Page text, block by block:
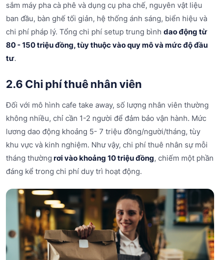
sắm máy pha cà phê và dụng cụ pha chế, nguyên vật liệu
ban đầu, bàn ghế tối giản, hệ thống ánh sáng, biển hiệu và
chi phí pháp lý. Tổng chi phí setup trung bình dao động từ
80 - 150 triệu đồng, tùy thuộc vào quy mô và mức độ đầu
tư.
2.6 Chi phí thuê nhân viên
Đối với mô hình cafe take away, số lượng nhân viên thường
không nhiều, chỉ cần 1-2 người để đảm bảo vận hành. Mức
lương dao động khoảng 5- 7 triệu đồng/người/tháng, tùy
khu vực và kinh nghiệm. Như vậy, chi phí thuê nhân sự mỗi
tháng thường rơi vào khoảng 10 triệu đồng, chiếm một phần
đáng kể trong chi phí duy trì hoạt động.